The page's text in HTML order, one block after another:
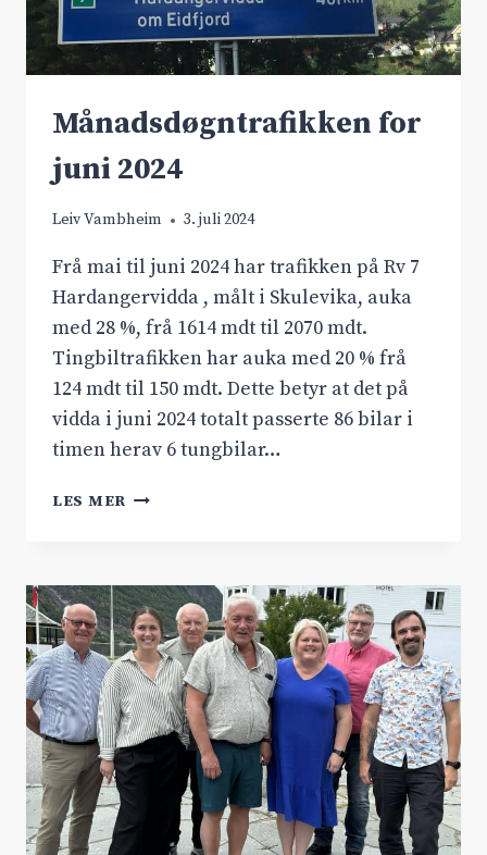
Månadsdøgntrafikken for
juni 2024
Leiv Vambheim 3. juli 2024
Frå mai til juni 2024 har trafikken på Rv 7
Hardangervidda , målt i Skulevika, auka
med 28 %, frå 1614 mdt til 2070 mdt.
Tingbiltrafikken har auka med 20 % frå
124 mdt til 150 mdt. Dette betyr at det på
vidda i juni 2024 totalt passerte 86 bilar i
timen herav 6 tungbilar…
LES MER MÅNADSDØGNTRAFIKKEN